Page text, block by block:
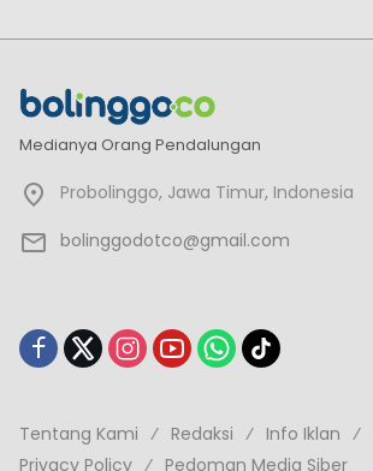
Medianya Orang Pendalungan
Probolinggo, Jawa Timur, Indonesia
bolinggodotco@gmail.com
Tentang Kami Redaksi Info Iklan
Privacy Policy
Pedoman Media Siber